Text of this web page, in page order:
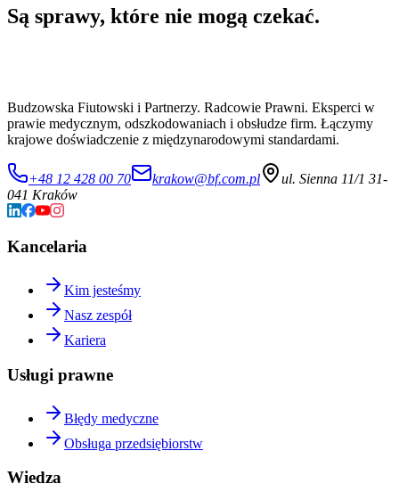
Są sprawy, które nie mogą czekać.
Budzowska Fiutowski i Partnerzy. Radcowie Prawni. Eksperci w
prawie medycznym, odszkodowaniach i obsłudze firm. Łączymy
krajowe doświadczenie z międzynarodowymi standardami.
+48 12 428 00 70 krakow@bf.com.pl
ul. Sienna 11/1 31-
041 Kraków
Kancelaria
Kim jesteśmy
Nasz zespół
Kariera
Usługi prawne
Błędy medyczne
Obsługa przedsiębiorstw
Wiedza